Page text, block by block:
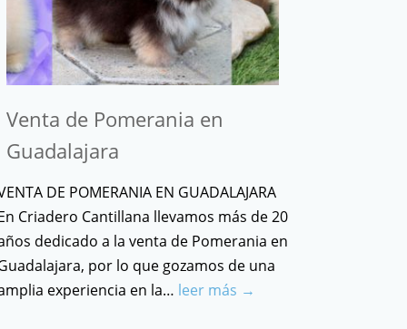
Venta de Pomerania en
Guadalajara
DE POMERANIA EN GUADALAJARA
Criadero Cantillana llevamos más de 20
dedicado a la venta de Pomerania en
por lo que gozamos de una
experiencia en la… leer más →